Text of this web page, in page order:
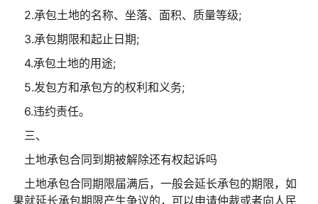
2.承包土地的名称、坐落、面积、质量等级;
3.承包期限和起止日期;
4.承包土地的用途;
5.发包方和承包方的权利和义务;
6.违约责任。
三、
土地承包合同到期被解除还有权起诉吗
土地承包合同期限届满后，一般会延长承包的期限，如
果就延长承包期限产生争议的，可以申请仲裁或者向人民